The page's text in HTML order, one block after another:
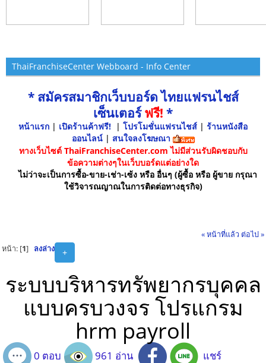
ThaiFranchiseCenter Webboard - Info Center
* สมัครสมาชิกเว็บบอร์ด ไทยแฟรนไชส์
เซ็นเตอร์ฟรี! *
หน้าแรก | เปิดร้านค้าฟรี! | โปรโมชั่นแฟรนไชส์ | ร้านหนังสือ
ออนไลน์ | สนใจลงโฆษณา
ทางเว็บไซต์ ThaiFranchiseCenter.com ไม่มีส่วนรับผิดชอบกับ
ข้อความต่างๆในเว็บบอร์ดแต่อย่างใด
ไม่ว่าจะเป็นการซื้อ-ขาย-เช่า-เซ้ง หรือ อื่นๆ (ผู้ซื้อ หรือ ผู้ขาย กรุณา
ใช้วิจารณญาณในการติดต่อทางธุรกิจ)
« หน้าที่แล้ว ต่อไป »
+
หน้า: [1] ลงล่าง
ระบบบริหารทรัพยากรบุคคล
แบบครบวงจร โปรแกรม
hrm payroll
0 ตอบ 961 อ่าน แชร์